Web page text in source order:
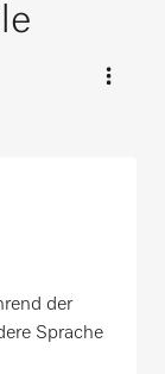
der
Sprache